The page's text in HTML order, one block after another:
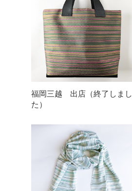
福岡三越 出店（終了しまし
た）